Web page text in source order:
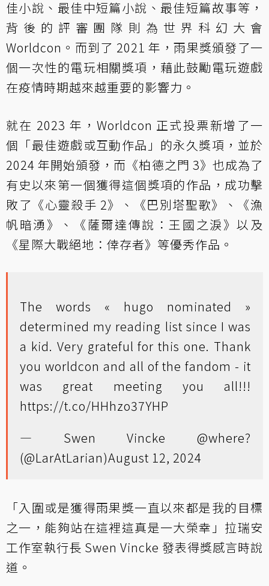
佳小說、最佳中短篇小說、最佳短篇故事等，
背後的評審團隊則為世界科幻大會
Worldcon。而到了 2021 年，雨果獎頒發了一
個一次性的電玩相關獎項，藉此鼓勵電玩遊戲
在疫情時期越來越重要的影響力。
就在 2023 年，Worldcon 正式投票新增了一
個「最佳遊戲或互動作品」的永久獎項，並於
2024 年開始頒發，而《柏德之門 3》也成為了
有史以來第一個獲得這個獎項的作品，成功擊
敗了《心靈殺手 2》、《巴別塔聖歌》、《漁
帆暗湧》、《薩爾達傳說：王國之淚》以及
《星際大戰絕地：倖存者》等優秀作品。
The words « hugo nominated »
determined my reading list since I was
a kid. Very grateful for this one. Thank
you worldcon and all of the fandom - it
was great meeting you all!!!
https://t.co/HHhzo37YHP
— Swen Vincke @where?
(@LarAtLarian)August 12, 2024
「入圍或是獲得雨果獎一直以來都是我的目標
之一，能夠站在這裡這真是一大榮幸」拉瑞安
工作室執行長 Swen Vincke 發表得獎感言時說
道。